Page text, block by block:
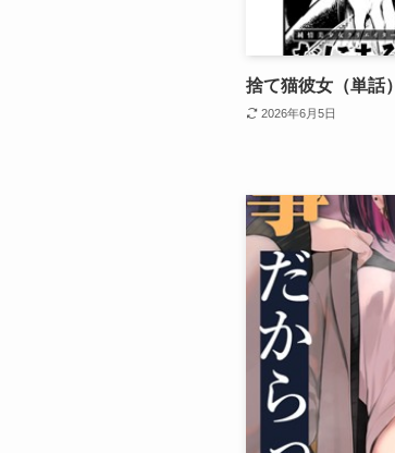
捨て猫彼女（単話）
2026年6月5日